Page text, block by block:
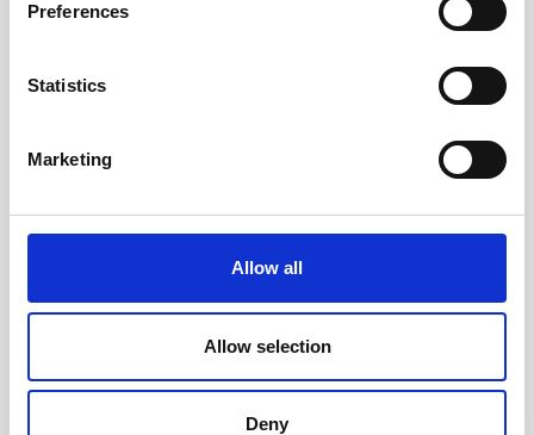
Preferences
Statistics
Marketing
Allow all
Allow selection
Deny
Leuchtturm A6 hard 187s
Köp
Leuchtturm Notebook A5
120g Dotted Black
Köp
Andra köpte även